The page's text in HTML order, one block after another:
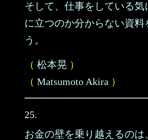
そして、仕事をしている気
に立つのか分からない資料
う。
（ 松本晃 ）
（ Matsumoto Akira ）
25.
お金の壁を乗り越えるのは